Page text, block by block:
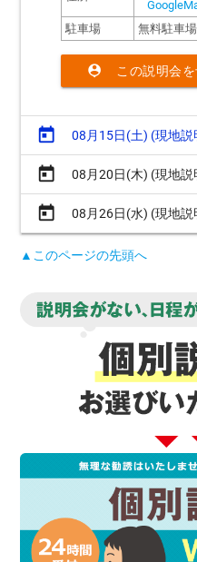
駐車場
無料駐車
person_pin この説明会
today 08月15日(土) (現地説
today 08月20日(木) (現地説
today 08月26日(水) (現地説
▲このページの先頭へ